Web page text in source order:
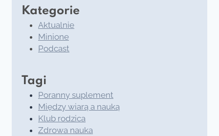
Kategorie
Aktualnie
Minione
Podcast
Tagi
Poranny suplement
Między wiarą a nauką
Klub rodzica
Zdrowa nauka